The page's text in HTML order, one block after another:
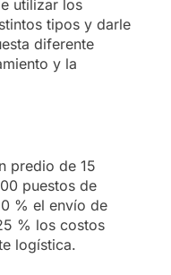
utilizar los
tipos y darle
diferente
y la
predio de 15
puestos de
% el envío de
% los costos
logística.